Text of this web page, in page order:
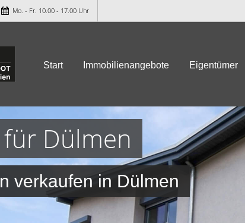
Mo. - Fr. 10.00 - 17.00 Uhr
Start Immobilienangebote Eigentümer
Dülmen
verkaufen in Dülmen